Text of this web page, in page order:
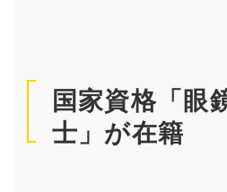
国家資格「眼
士」が在籍